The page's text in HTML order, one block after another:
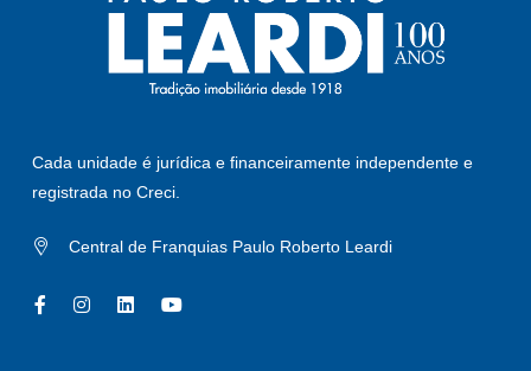
Cada unidade é jurídica e financeiramente independente e
registrada no Creci.
Central de Franquias Paulo Roberto Leardi